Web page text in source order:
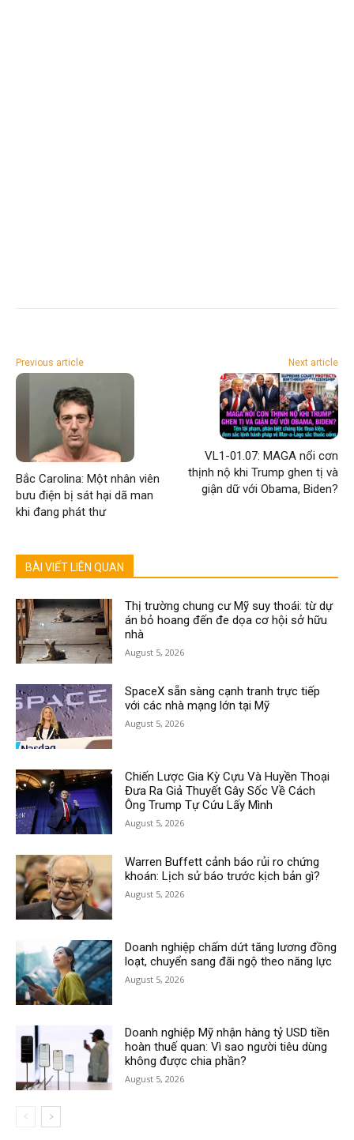
Previous article
Bắc Carolina: Một nhân viên
bưu điện bị sát hại dã man
khi đang phát thư
Next article
VL1-01.07: MAGA nổi cơn
thịnh nộ khi Trump ghen tị và
giận dữ với Obama, Biden?
BÀI VIẾT LIÊN QUAN
Thị trường chung cư Mỹ suy thoái: từ dự
án bỏ hoang đến đe dọa cơ hội sở hữu
nhà
August 5, 2026
SpaceX sẵn sàng cạnh tranh trực tiếp
với các nhà mạng lớn tại Mỹ
August 5, 2026
Chiến Lược Gia Kỳ Cựu Và Huyền Thoại
Đưa Ra Giả Thuyết Gây Sốc Về Cách
Ông Trump Tự Cứu Lấy Mình
August 5, 2026
Warren Buffett cảnh báo rủi ro chứng
khoán: Lịch sử báo trước kịch bản gì?
August 5, 2026
Doanh nghiệp chấm dứt tăng lương đồng
loạt, chuyển sang đãi ngộ theo năng lực
August 5, 2026
Doanh nghiệp Mỹ nhận hàng tỷ USD tiền
hoàn thuế quan: Vì sao người tiêu dùng
không được chia phần?
August 5, 2026